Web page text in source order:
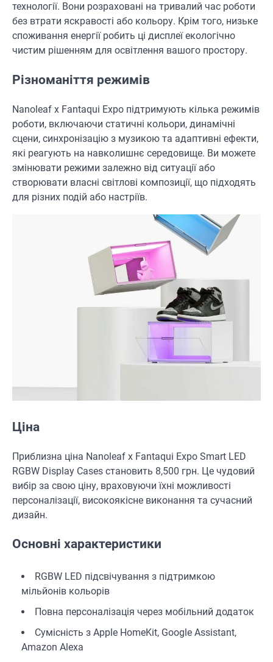
технології. Вони розраховані на тривалий час роботи
без втрати яскравості або кольору. Крім того, низьке
споживання енергії робить ці дисплеї екологічно
чистим рішенням для освітлення вашого простору.
Різноманіття режимів
Nanoleaf x Fantaqui Expo підтримують кілька режимів
роботи, включаючи статичні кольори, динамічні
сцени, синхронізацію з музикою та адаптивні ефекти,
які реагують на навколишнє середовище. Ви можете
змінювати режими залежно від ситуації або
створювати власні світлові композиції, що підходять
для різних подій або настріїв.
Ціна
Приблизна ціна Nanoleaf x Fantaqui Expo Smart LED
RGBW Display Cases становить 8,500 грн. Це чудовий
вибір за свою ціну, враховуючи їхні можливості
персоналізації, високоякісне виконання та сучасний
дизайн.
Основні характеристики
RGBW LED підсвічування з підтримкою
мільйонів кольорів
Повна персоналізація через мобільний додаток
Сумісність з Apple HomeKit, Google Assistant,
Amazon Alexa